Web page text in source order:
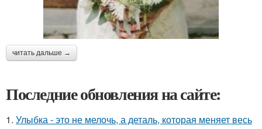
читать дальше →
Последние обновления на сайте:
1. Улыбка - это не мелочь, а деталь, которая меняет весь